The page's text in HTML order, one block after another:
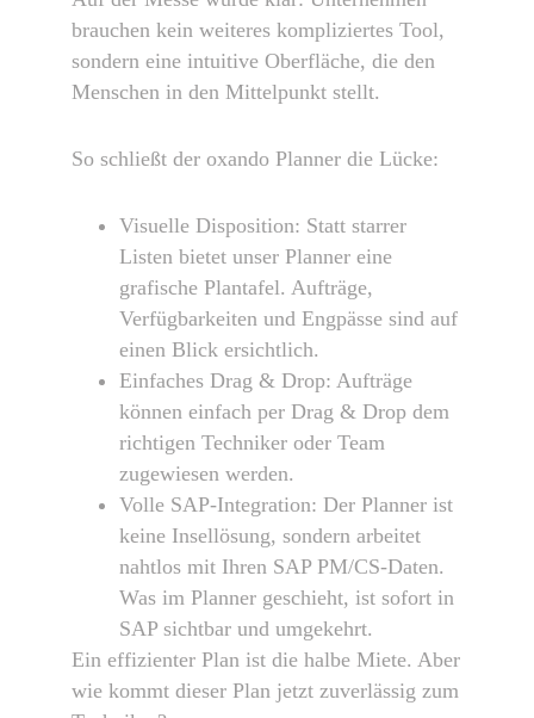
brauchen kein weiteres kompliziertes Tool,
sondern eine intuitive Oberfläche, die den
Menschen in den Mittelpunkt stellt.
So schließt der oxando Planner die Lücke:
Visuelle Disposition: Statt starrer
Listen bietet unser Planner eine
grafische Plantafel. Aufträge,
Verfügbarkeiten und Engpässe sind auf
einen Blick ersichtlich.
Einfaches Drag & Drop: Aufträge
können einfach per Drag & Drop dem
richtigen Techniker oder Team
zugewiesen werden.
Volle SAP-Integration: Der Planner ist
keine Insellösung, sondern arbeitet
nahtlos mit Ihren SAP PM/CS-Daten.
Was im Planner geschieht, ist sofort in
SAP sichtbar und umgekehrt.
Ein effizienter Plan ist die halbe Miete. Aber
wie kommt dieser Plan jetzt zuverlässig zum